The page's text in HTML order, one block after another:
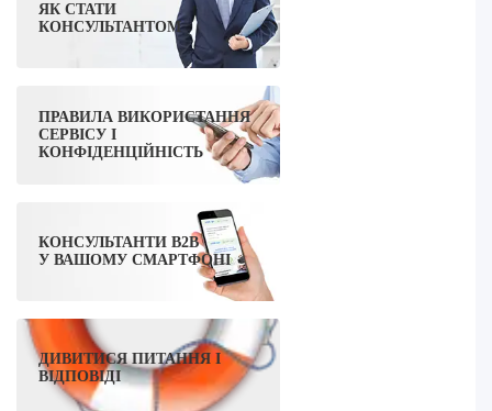
ЯК СТАТИ
КОНСУЛЬТАНТОМ
ПРАВИЛА ВИКОРИСТАННЯ
СЕРВІСУ І
КОНФІДЕНЦІЙНІСТЬ
КОНСУЛЬТАНТИ B2B
У ВАШОМУ СМАРТФОНІ
ДИВИТИСЯ ПИТАННЯ І
ВІДПОВІДІ